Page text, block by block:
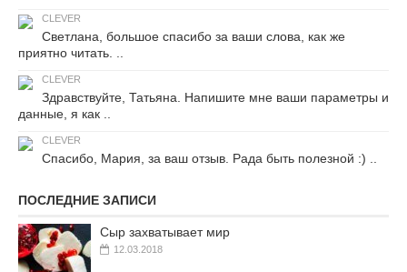
CLEVER
Светлана, большое спасибо за ваши слова, как же
приятно читать. ..
CLEVER
Здравствуйте, Татьяна. Напишите мне ваши параметры и
данные, я как ..
CLEVER
Спасибо, Мария, за ваш отзыв. Рада быть полезной :) ..
ПОСЛЕДНИЕ ЗАПИСИ
Сыр захватывает мир
12.03.2018